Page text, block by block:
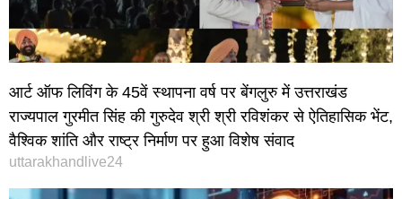
आर्ट ऑफ लिविंग के 45वें स्थापना वर्ष पर बेंगलुरु में उत्तराखंड
राज्यपाल गुरमीत सिंह की गुरुदेव श्री श्री रविशंकर से ऐतिहासिक भेंट,
वैश्विक शांति और राष्ट्र निर्माण पर हुआ विशेष संवाद
uttarakhandlive24